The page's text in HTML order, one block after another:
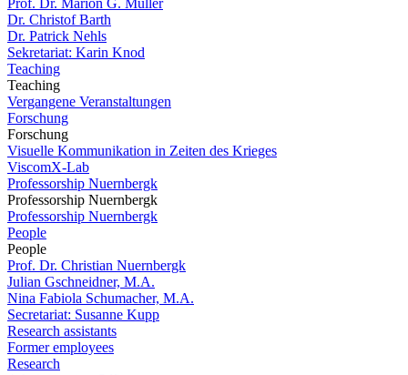
Prof. Dr. Marion G. Müller
Dr. Christof Barth
Dr. Patrick Nehls
Sekretariat: Karin Knod
Teaching
Teaching
Vergangene Veranstaltungen
Forschung
Forschung
Visuelle Kommunikation in Zeiten des Krieges
ViscomX-Lab
Professorship Nuernbergk
Professorship Nuernbergk
Professorship Nuernbergk
People
People
Prof. Dr. Christian Nuernbergk
Julian Gschneidner, M.A.
Nina Fabiola Schumacher, M.A.
Secretariat: Susanne Kupp
Research assistants
Former employees
Research